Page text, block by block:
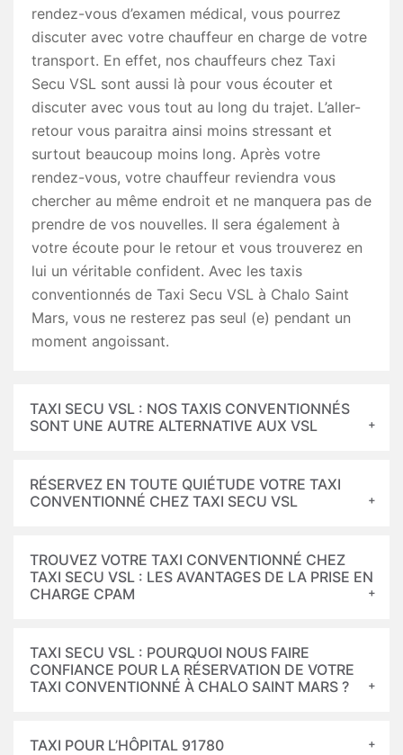
rendez-vous d’examen médical, vous pourrez
discuter avec votre chauffeur en charge de votre
transport. En effet, nos chauffeurs chez Taxi
Secu VSL sont aussi là pour vous écouter et
discuter avec vous tout au long du trajet. L’aller-
retour vous paraitra ainsi moins stressant et
surtout beaucoup moins long. Après votre
rendez-vous, votre chauffeur reviendra vous
chercher au même endroit et ne manquera pas de
prendre de vos nouvelles. Il sera également à
votre écoute pour le retour et vous trouverez en
lui un véritable confident. Avec les taxis
conventionnés de Taxi Secu VSL à Chalo Saint
Mars, vous ne resterez pas seul (e) pendant un
moment angoissant.
TAXI SECU VSL : NOS TAXIS CONVENTIONNÉS
SONT UNE AUTRE ALTERNATIVE AUX VSL
RÉSERVEZ EN TOUTE QUIÉTUDE VOTRE TAXI
CONVENTIONNÉ CHEZ TAXI SECU VSL
TROUVEZ VOTRE TAXI CONVENTIONNÉ CHEZ
TAXI SECU VSL : LES AVANTAGES DE LA PRISE EN
CHARGE CPAM
TAXI SECU VSL : POURQUOI NOUS FAIRE
CONFIANCE POUR LA RÉSERVATION DE VOTRE
TAXI CONVENTIONNÉ À CHALO SAINT MARS ?
TAXI POUR L’HÔPITAL 91780